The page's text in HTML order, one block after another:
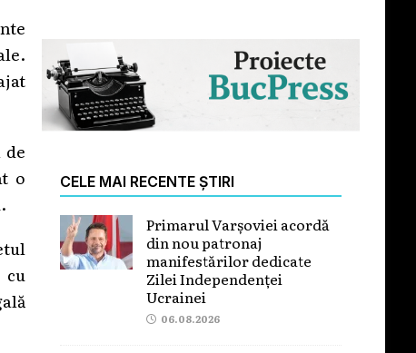
de
o
CELE MAI RECENTE ȘTIRI
Primarul Varșoviei acordă
din nou patronaj
manifestărilor dedicate
Zilei Independenței
Ucrainei
06.08.2026